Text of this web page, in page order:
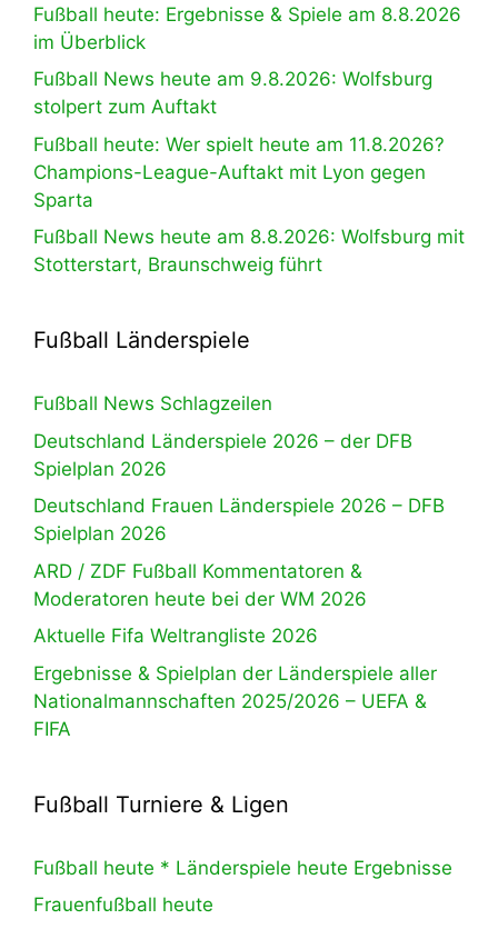
Fußball heute: Ergebnisse & Spiele am 8.8.2026
im Überblick
Fußball News heute am 9.8.2026: Wolfsburg
stolpert zum Auftakt
Fußball heute: Wer spielt heute am 11.8.2026?
Champions-League-Auftakt mit Lyon gegen
Sparta
Fußball News heute am 8.8.2026: Wolfsburg mit
Stotterstart, Braunschweig führt
Fußball Länderspiele
Fußball News Schlagzeilen
Deutschland Länderspiele 2026 – der DFB
Spielplan 2026
Deutschland Frauen Länderspiele 2026 – DFB
Spielplan 2026
ARD / ZDF Fußball Kommentatoren &
Moderatoren heute bei der WM 2026
Aktuelle Fifa Weltrangliste 2026
Ergebnisse & Spielplan der Länderspiele aller
Nationalmannschaften 2025/2026 – UEFA &
FIFA
Fußball Turniere & Ligen
Fußball heute * Länderspiele heute Ergebnisse
Frauenfußball heute